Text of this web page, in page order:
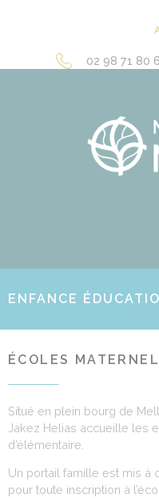
02 98 71 80
ENFANCE
ÉCOLES
Situé en plein bourg de
Jakez Helias accueille les
d’élémentaire.
Un portail famille est mis à
pour toute inscription à